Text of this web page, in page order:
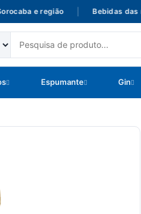
e região | Bebidas das
Espumante Gin